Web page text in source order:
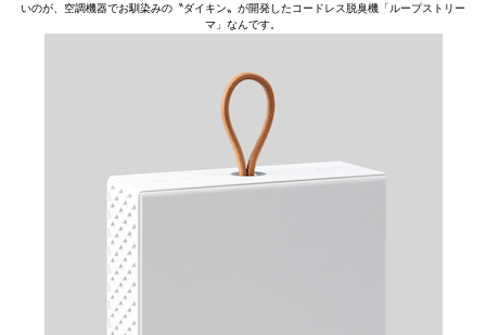
いのが、空調機器でお馴染みの〝ダイキン〟が開発したコードレス脱臭機「ループストリー
マ」なんです。